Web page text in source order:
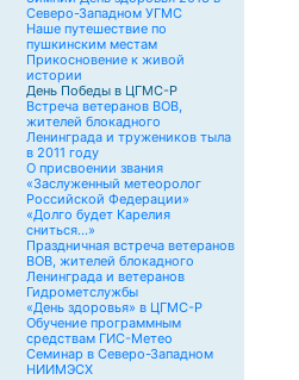
Северо-Западном УГМС
Наше путешествие по
пушкинским местам
Прикосновение к живой
истории
День Победы в ЦГМС-Р
Встреча ветеранов ВОВ,
жителей блокадного
Ленинграда и тружеников тыла
в 2011 году
О присвоении звания
«Заслуженный метеоролог
Российской Федерации»
«Долго будет Карелия
сниться…»
Праздничная встреча ветеранов
ВОВ, жителей блокадного
Ленинграда и ветеранов
Гидрометслужбы
«День здоровья» в ЦГМС-Р
Обучение программным
средствам ГИС-Метео
Семинар в Северо-Западном
НИИМЭСХ